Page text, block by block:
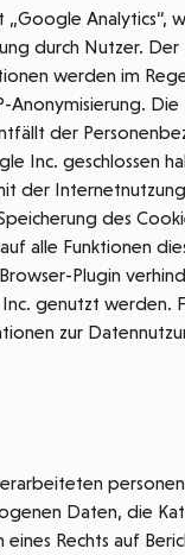
„Google
durch Nutzer.
werden im
der
Inc. geschlossen
der
des
alle Funktionen
Plugin
genutzt werden.
zur
Daten, die
eines Rechts auf